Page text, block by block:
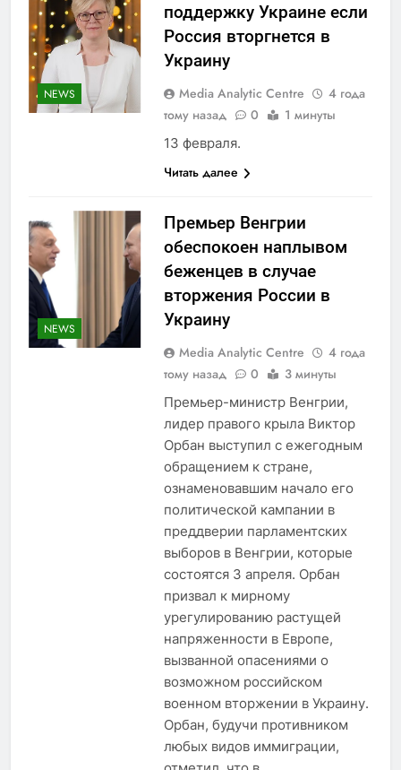
NEWS
поддержку Украине если
Россия вторгнется в
Украину
Media Analytic Centre
4 года
тому назад
0 1 минуты
13 февраля.
Читать далее
NEWS
Премьер Венгрии
обеспокоен наплывом
беженцев в случае
вторжения России в
Украину
Media Analytic Centre
4 года
тому назад
0 3 минуты
Премьер-министр Венгрии,
лидер правого крыла Виктор
Орбан выступил с ежегодным
обращением к стране,
ознаменовавшим начало его
политической кампании в
преддверии парламентских
выборов в Венгрии, которые
состоятся 3 апреля. Орбан
призвал к мирному
урегулированию растущей
напряженности в Европе,
вызванной опасениями о
возможном российском
военном вторжении в Украину.
Орбан, будучи противником
любых видов иммиграции,